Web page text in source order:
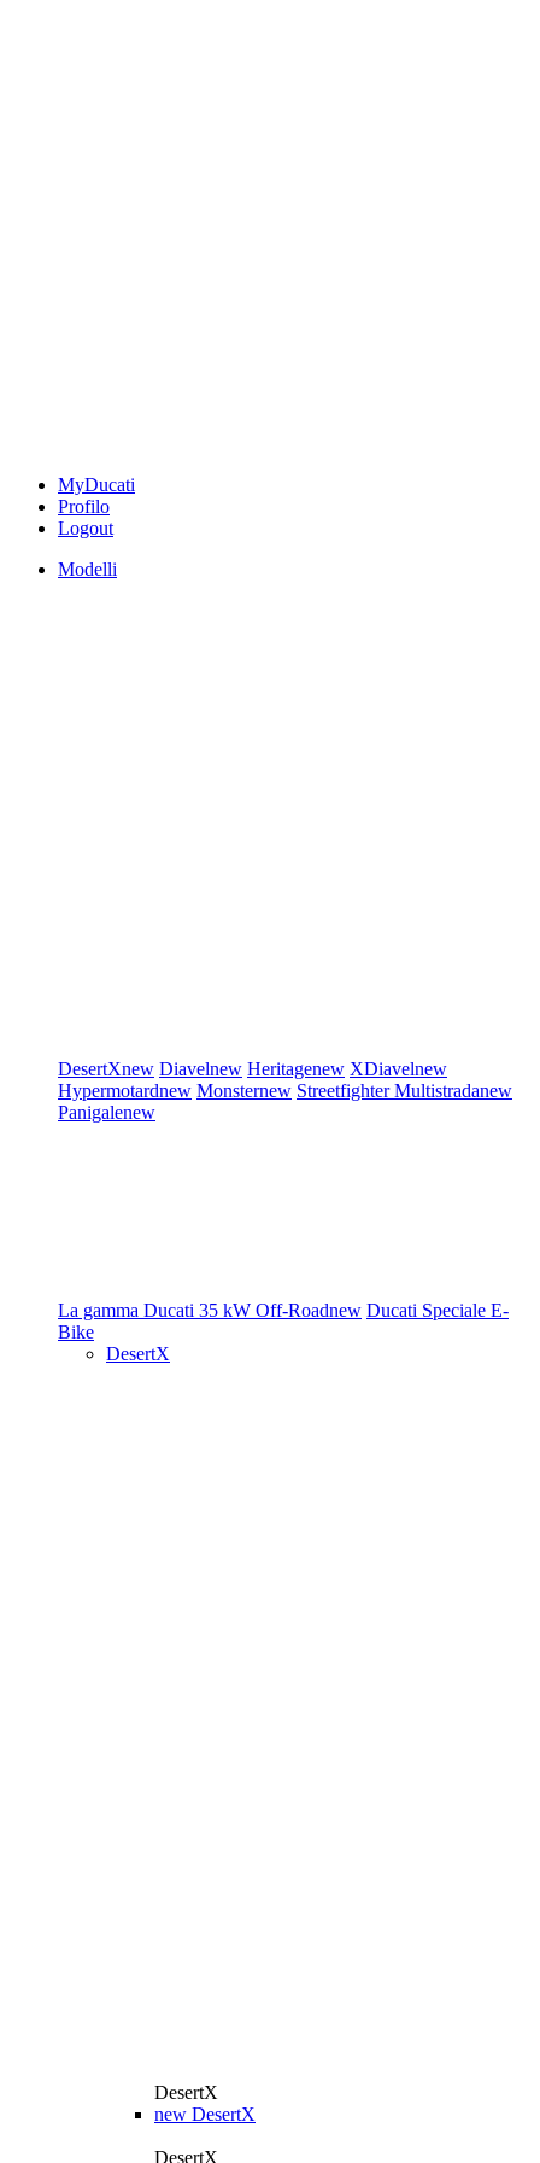
MyDucati
Profilo
Logout
Modelli
DesertXnew Diavelnew Heritagenew XDiavelnew
Hypermotardnew Monsternew StreetfighterMultistradanew
Panigalenew
La gamma Ducati 35 kW Off-Roadnew Ducati Speciale E-
Bike
DesertX
DesertX
new DesertX
DesertX